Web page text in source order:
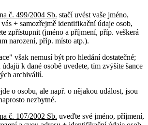
č. 499/2004 Sb. stačí uvést vaše jméno,
+ samozřejmě identifikační údaje osob,
zpřístupnit (jméno a příjmení, příp. veškerá
narození, příp. místo atp.).
však nemusí být pro hledání dostatečné;
k dané osobě uvedete, tím zvýšíte šance
archiválií.
o osobu, ale např. o nějakou událost, jsou
nezbytné.
č. 107/2002 Sb. uveďte své jméno, příjmení,